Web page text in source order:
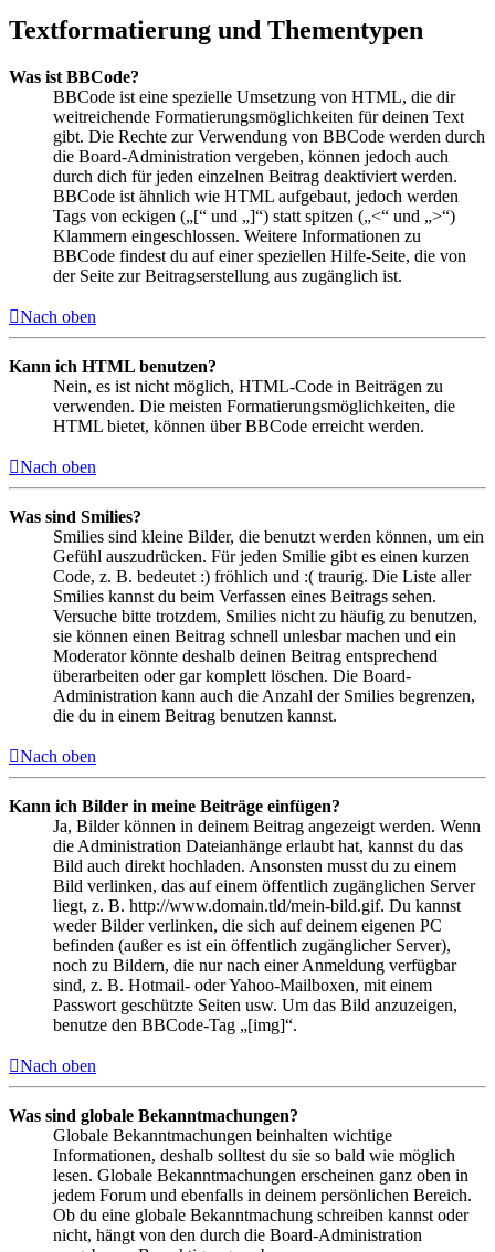
Textformatierung und Thementypen
Was ist BBCode?
BBCode ist eine spezielle Umsetzung von HTML, die dir
weitreichende Formatierungsmöglichkeiten für deinen Text
gibt. Die Rechte zur Verwendung von BBCode werden durch
die Board-Administration vergeben, können jedoch auch
durch dich für jeden einzelnen Beitrag deaktiviert werden.
BBCode ist ähnlich wie HTML aufgebaut, jedoch werden
Tags von eckigen („[“ und „]“) statt spitzen („<“ und „>“)
Klammern eingeschlossen. Weitere Informationen zu
BBCode findest du auf einer speziellen Hilfe-Seite, die von
der Seite zur Beitragserstellung aus zugänglich ist.
Nach oben
Kann ich HTML benutzen?
Nein, es ist nicht möglich, HTML-Code in Beiträgen zu
verwenden. Die meisten Formatierungsmöglichkeiten, die
HTML bietet, können über BBCode erreicht werden.
Nach oben
Was sind Smilies?
Smilies sind kleine Bilder, die benutzt werden können, um ein
Gefühl auszudrücken. Für jeden Smilie gibt es einen kurzen
Code, z. B. bedeutet :) fröhlich und :( traurig. Die Liste aller
Smilies kannst du beim Verfassen eines Beitrags sehen.
Versuche bitte trotzdem, Smilies nicht zu häufig zu benutzen,
sie können einen Beitrag schnell unlesbar machen und ein
Moderator könnte deshalb deinen Beitrag entsprechend
überarbeiten oder gar komplett löschen. Die Board-
Administration kann auch die Anzahl der Smilies begrenzen,
die du in einem Beitrag benutzen kannst.
Nach oben
Kann ich Bilder in meine Beiträge einfügen?
Ja, Bilder können in deinem Beitrag angezeigt werden. Wenn
die Administration Dateianhänge erlaubt hat, kannst du das
Bild auch direkt hochladen. Ansonsten musst du zu einem
Bild verlinken, das auf einem öffentlich zugänglichen Server
liegt, z. B. http://www.domain.tld/mein-bild.gif. Du kannst
weder Bilder verlinken, die sich auf deinem eigenen PC
befinden (außer es ist ein öffentlich zugänglicher Server),
noch zu Bildern, die nur nach einer Anmeldung verfügbar
sind, z. B. Hotmail- oder Yahoo-Mailboxen, mit einem
Passwort geschützte Seiten usw. Um das Bild anzuzeigen,
benutze den BBCode-Tag „[img]“.
Nach oben
Was sind globale Bekanntmachungen?
Globale Bekanntmachungen beinhalten wichtige
Informationen, deshalb solltest du sie so bald wie möglich
lesen. Globale Bekanntmachungen erscheinen ganz oben in
jedem Forum und ebenfalls in deinem persönlichen Bereich.
Ob du eine globale Bekanntmachung schreiben kannst oder
nicht, hängt von den durch die Board-Administration